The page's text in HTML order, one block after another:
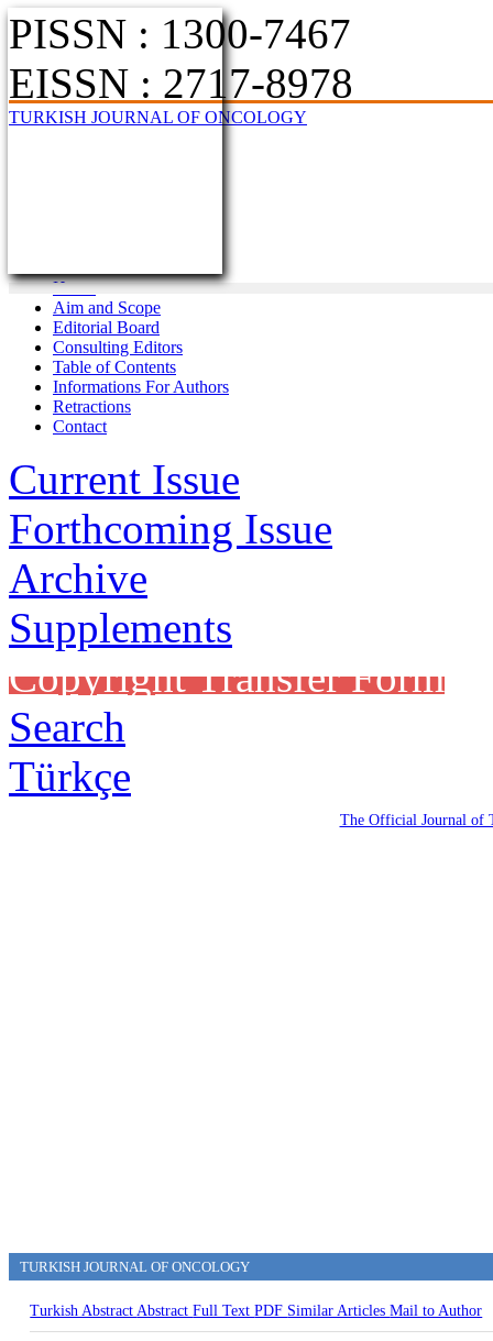
PISSN : 1300-7467
EISSN : 2717-8978
TURKISH JOURNAL OF ONCOLOGY
Home
Aim and Scope
Editorial Board
Consulting Editors
Table of Contents
Informations For Authors
Retractions
Contact
Current Issue
Forthcoming Issue
Archive
Supplements
Copyright Transfer Form
Search
Türkçe
The Official Journal of
TURKISH JOURNAL OF ONCOLOGY
Turkish AbstractAbstractFull TextPDF Similar ArticlesMail to Author